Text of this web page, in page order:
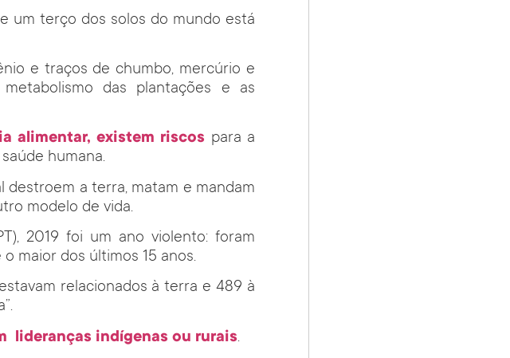
um terço dos solos do mundo está
e traços de chumbo, mercúrio e
das plantações e as
alimentar, existem riscos para a
humana.
destroem a terra, matam e mandam
modelo de vida.
2019 foi um ano violento: foram
maior dos últimos 15 anos.
relacionados à terra e 489 à
lideranças indígenas ou rurais.